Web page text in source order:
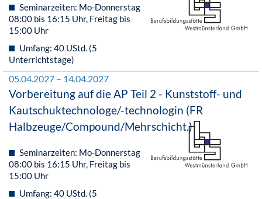
Seminarzeiten: Mo-Donnerstag
08:00 bis 16:15 Uhr, Freitag bis
15:00 Uhr
Umfang: 40 UStd. (5
Unterrichtstage)
05.04.2027 – 14.04.2027
Vorbereitung auf die AP Teil 2 - Kunststoff- und
Kautschuktechnologe/-technologin (FR
Halbzeuge/Compound/Mehrschicht.)
Seminarzeiten: Mo-Donnerstag
08:00 bis 16:15 Uhr, Freitag bis
15:00 Uhr
Umfang: 40 UStd. (5